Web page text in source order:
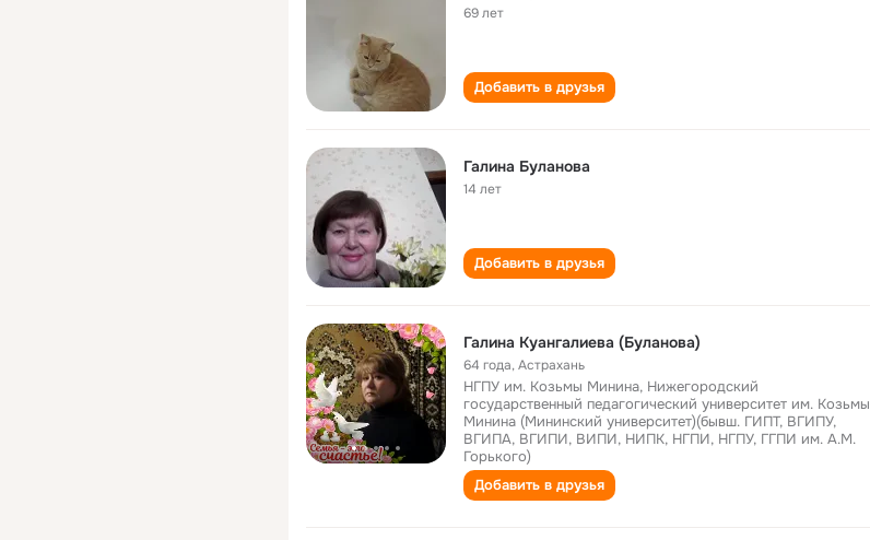
69 лет
Добавить в друзья
Галина Буланова
14 лет
Добавить в друзья
Галина Куангалиева (Буланова)
64 года,Астрахань
НГПУ им. Козьмы Минина, Нижегородский
государственный педагогический университет им. Козьмы
Минина (Мининский университет)(бывш. ГИПТ, ВГИПУ,
ВГИПА, ВГИПИ, ВИПИ, НИПК, НГПИ, НГПУ, ГГПИ им. А.М.
Горького)
Добавить в друзья